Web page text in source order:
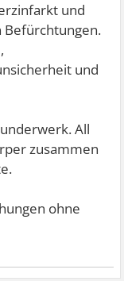
und
Befürchtungen.
und
All
zusammen
ohne